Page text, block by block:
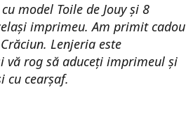
model Toile de Jouy și 8
imprimeu. Am primit cadou
Lenjeria este
vă rog să aduceți imprimeul și
cu cearșaf.